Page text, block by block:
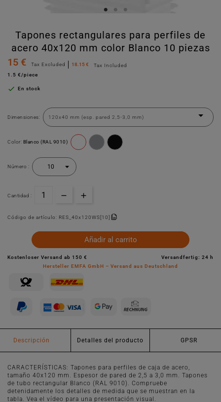
Tapones rectangulares para perfiles de
acero 40x120 mm color Blanco 10 piezas
15 €
Tax Excluded 18.15 €
Tax Included
1.5 €/piece
 En stock
Dimensiones:
Color: Blanco (RAL 9010)
Número :
Cantidad :
Código de artículo: RES_40x120WS[10]
Añadir al carrito
Kostenloser Versand ab 150 €
Versandfertig: 24 h
Hersteller EMFA GmbH – Versand aus Deutschland
Descripción Detalles del producto GPSR
CARACTERÍSTICAS: Tapones para perfiles de caja de acero,
tamaño 40x120 mm. Espesor de pared de 2,5 a 3,0 mm. Tapones
de tubo rectangular Blanco (RAL 9010). Compruebe
detenidamente los detalles de medida que se muestran en la
tabla. Vea el vídeo para una presentación visual.